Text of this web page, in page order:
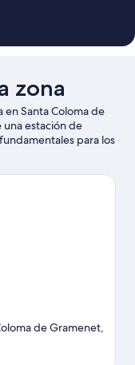
zona
en Santa Coloma de
estación de
para los
no olvides
el calendario de
de Gramenet,